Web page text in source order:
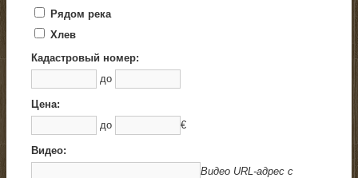
Рядом река
Хлев
Кадастровый номер:
до
Цена:
до
€
Видео:
Видео URL-адрес с